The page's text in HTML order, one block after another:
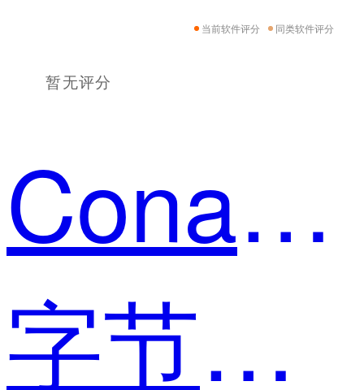
当前软件评分 同类软件评分
暂无评分
ConanYang
字节跳动有限公司 大数据开发工程师